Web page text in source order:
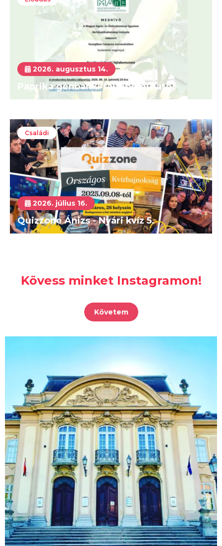
2026. augusztus 14.
Paprika génbanki fajtabemutató
Családi
2026. július 16.
Quizzone Ánizs - Nyári kvíz 5.
Kövess minket Instagramon!
Követem